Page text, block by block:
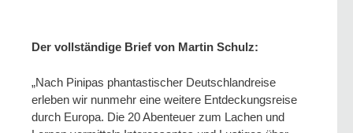
Der vollständige Brief von Martin Schulz:
„Nach Pinipas phantastischer Deutschlandreise
erleben wir nunmehr eine weitere Entdeckungsreise
durch Europa. Die 20 Abenteuer zum Lachen und